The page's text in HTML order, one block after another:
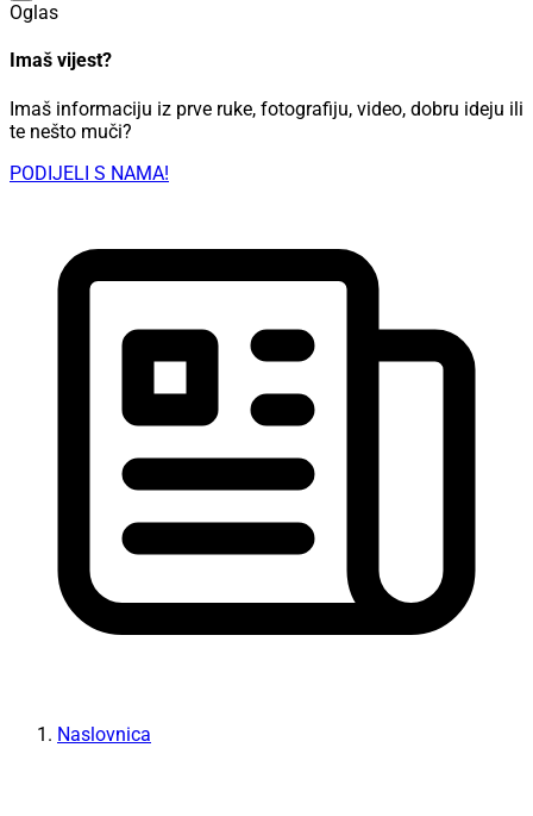
Oglas
Imaš vijest?
Imaš informaciju iz prve ruke, fotografiju, video, dobru ideju ili
te nešto muči?
PODIJELI S NAMA!
Naslovnica